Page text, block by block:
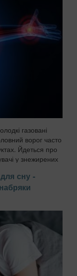
газовані
ворог часто
Йдеться про
у знежирених
сну -